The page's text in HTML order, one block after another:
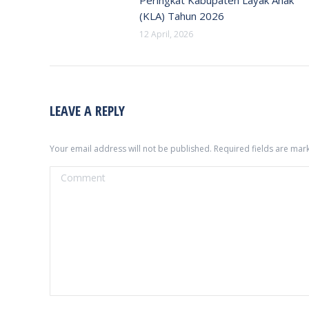
(KLA) Tahun 2026
12 April, 2026
LEAVE A REPLY
Your email address will not be published. Required fields are
Comment